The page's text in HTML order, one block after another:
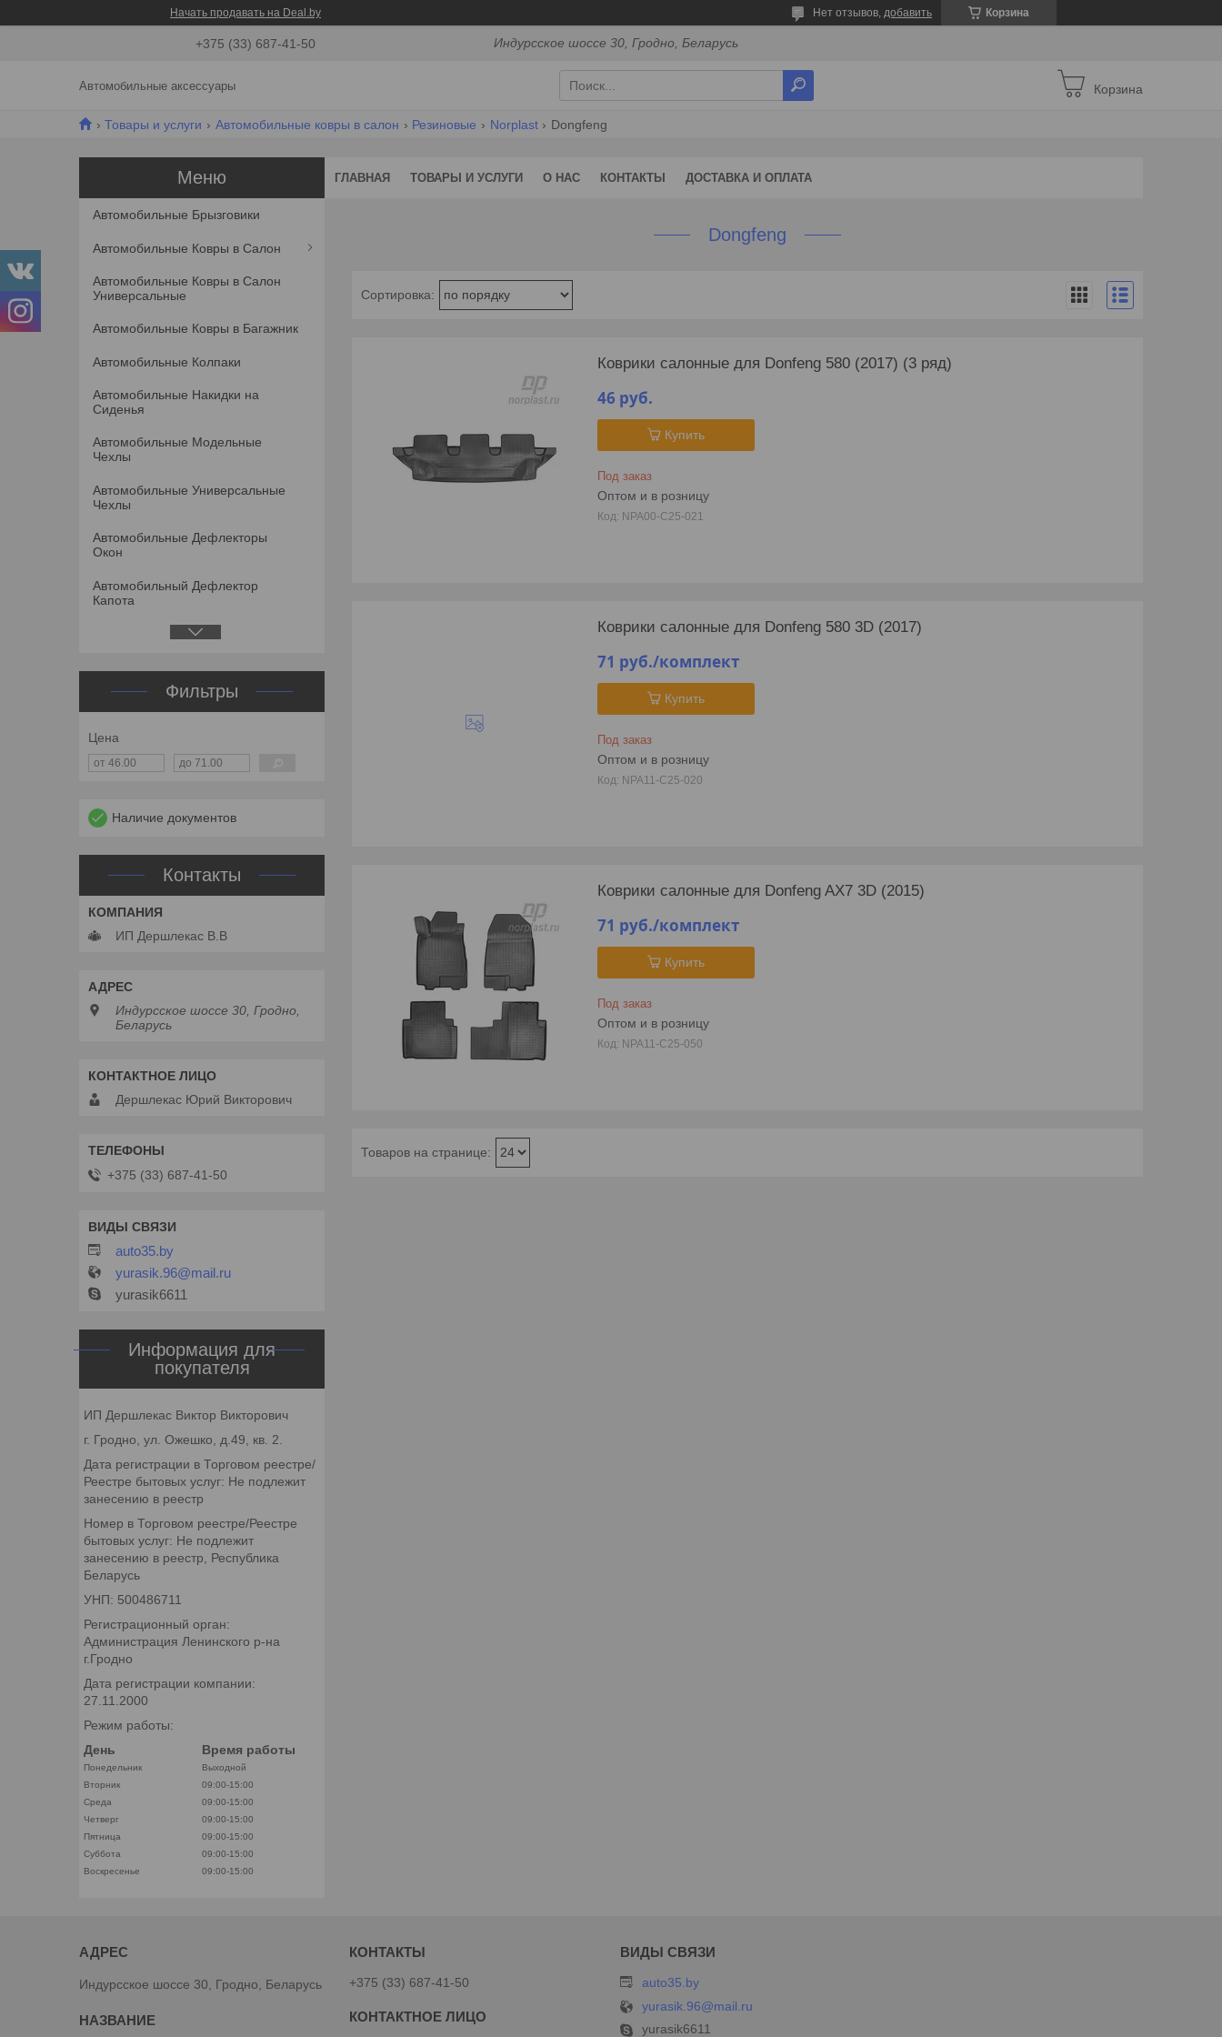
Начать продавать на Deal.by Корзина
Нет отзывов, добавить
+375 (33) 687-41-50 Индурсское шоссе 30, Гродно, Беларусь
Автомобильные аксессуары Корзина
Товары и услуги Автомобильные ковры в салон Резиновые Norplast Dongfeng
ГЛАВНАЯ ТОВАРЫ И УСЛУГИ О НАС КОНТАКТЫ ДОСТАВКА И ОПЛАТА
Dongfeng
Коврики салонные для Donfeng 580 (2017) (3 ряд)
46 руб.
Купить
Под заказ
Оптом и в розницу
NPA00-C25-021
Коврики салонные для Donfeng 580 3D (2017)
71 руб./комплект
Купить
Под заказ
Оптом и в розницу
NPA11-C25-020
Коврики салонные для Donfeng AX7 3D (2015)
71 руб./комплект
Купить
Под заказ
Оптом и в розницу
NPA11-C25-050
Автомобильные Брызговики
Автомобильные Ковры в Салон
Автомобильные Ковры в Салон
Универсальные
Автомобильные Ковры в Багажник
Автомобильные Колпаки
Автомобильные Накидки на
Сиденья
Автомобильные Модельные
Чехлы
Автомобильные Универсальные
Чехлы
Автомобильные Дефлекторы
Окон
Автомобильный Дефлектор
Капота
Фильтры
Цена
Наличие документов
Контакты
ИП Дершлекас В.В
Индурсское шоссе 30, Гродно,
Беларусь
Дершлекас Юрий Викторович
+375 (33) 687-41-50
auto35.by
yurasik.96@mail.ru
yurasik6611
Информация для
покупателя
ИП Дершлекас Виктор Викторович
г. Гродно, ул. Ожешко, д.49, кв. 2.
Дата регистрации в Торговом реестре/
Реестре бытовых услуг: Не подлежит
занесению в реестр
Номер в Торговом реестре/Реестре
бытовых услуг: Не подлежит
занесению в реестр, Республика
Беларусь
УНП: 500486711
Регистрационный орган:
Администрация Ленинского р-на
г.Гродно
Дата регистрации компании:
27.11.2000
Режим работы:
День
Время работы
Понедельник
Выходной
Вторник
09:00-15:00
Среда
09:00-15:00
Четверг
09:00-15:00
Пятница
09:00-15:00
Суббота
09:00-15:00
Воскресенье
09:00-15:00
Индурсское шоссе 30, Гродно, Беларусь +375 (33) 687-41-50
auto35.by
yurasik.96@mail.ru
yurasik6611